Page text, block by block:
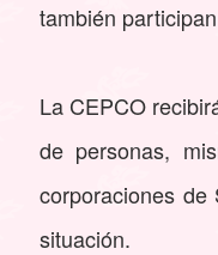
también
La CEPCO
de personas,
corporaciones
situación.